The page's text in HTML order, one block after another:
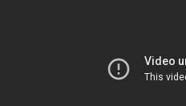
deschisă autostrada Timișoara
Orțișoara și Seceani.